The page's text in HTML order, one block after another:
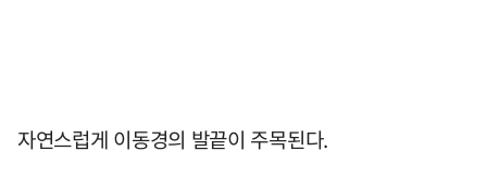
자연스럽게 이동경의 발끝이 주목된다.